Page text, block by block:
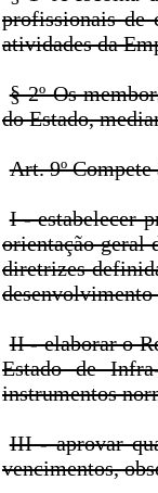
profissionais de
atividades da
§ 2º Os
do Estado,
Art. 9º
I - estabelecer
orientação geral
diretrizes
II - elaborar o
Estado de
instrumentos
III - aprovar
vencimentos,